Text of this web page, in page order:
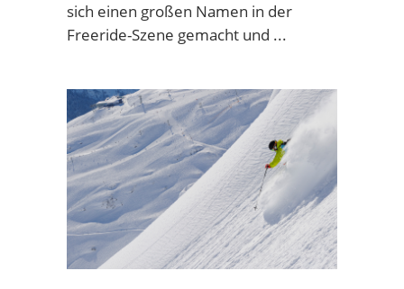
sich einen großen Namen in der
Freeride-Szene gemacht und